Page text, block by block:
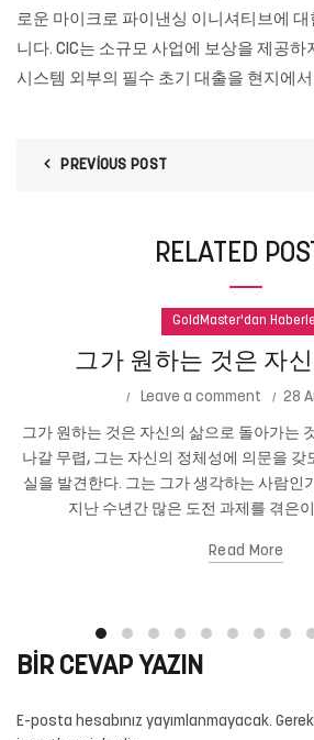
로운 마이크로 파이낸싱 이니셔티브에
니다. CIC는 소규모 사업에 보상을 제공하
시스템 외부의 필수 초기 대출을 현지에
PREVIOUS POST
RELATED
GoldMaster'dan
그가 원하는 것은 자
Leave a comment 28
그가 원하는 것은 자신의 삶으로 돌아가는
나갈 무렵, 그는 자신의 정체성에 의문을 갖
실을 발견한다. 그는 그가 생각하는 사람인
지난 수년간 많은 도전 과제를 겪은
Read More
BIR CEVAP YAZIN
E-posta hesabınız yayımlanmayacak.